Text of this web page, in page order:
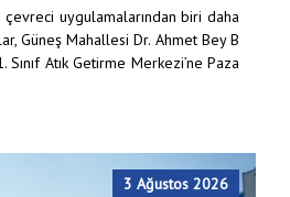
uygulamalarından biri daha
Güneş Mahallesi Dr. Ahmet Bey B
Atık Getirme Merkezi’ne Paza
3 Ağustos 2026